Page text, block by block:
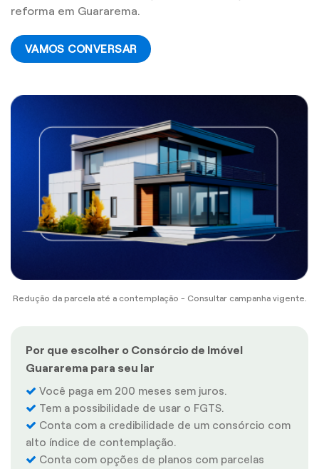
reforma em Guararema.
VAMOS CONVERSAR
Redução da parcela até a contemplação - Consultar campanha vigente.
Por que escolher o Consórcio de Imóvel
Guararema para seu lar
Você paga em 200 meses sem juros.
Tem a possibilidade de usar o FGTS.
Conta com a credibilidade de um consórcio com
alto índice de contemplação.
Conta com opções de planos com parcelas